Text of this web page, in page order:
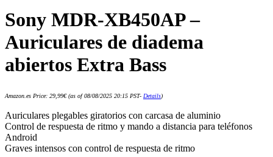
Sony MDR-XB450AP –
Auriculares de diadema
abiertos Extra Bass
Amazon.es Price: 29,99€(as of 08/08/2025 20:15 PST- Details)
Auriculares plegables giratorios con carcasa de aluminio
Control de respuesta de ritmo y mando a distancia para teléfonos
Android
Graves intensos con control de respuesta de ritmo